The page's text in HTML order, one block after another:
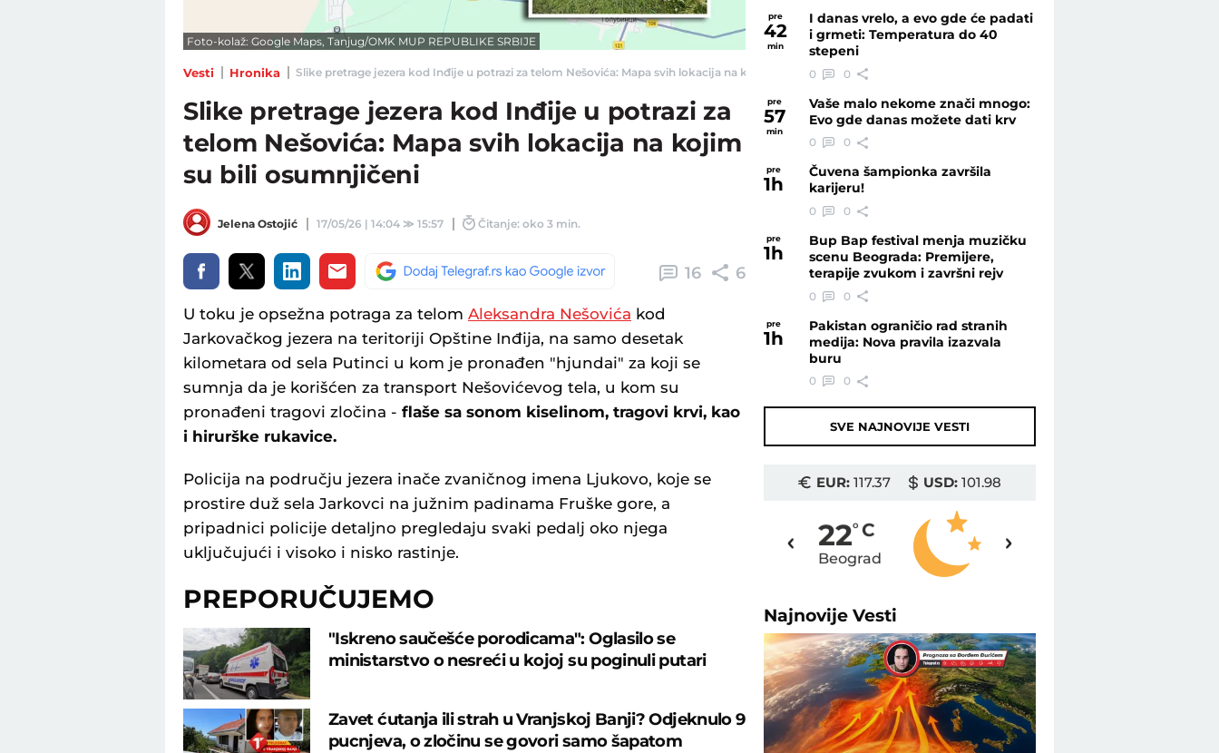
Foto-kolaž: Google Maps, Tanjug/OMK MUP REPUBLIKE SRBIJE
Vesti Hronika Slike pretrage jezera kod Inđije u potrazi za telom Nešovića: Mapa svih lokacija na kojim su bili osumnjičeni - Vesti - Telegraf.rs
Slike pretrage jezera kod Inđije u potrazi za
telom Nešovića: Mapa svih lokacija na kojim
su bili osumnjičeni
Jelena Ostojić 17/05/26 | 14:04 ≫ 15:57 Čitanje: oko 3 min.
16 6
U toku je opsežna potraga za telom Aleksandra Nešovića kod
Jarkovačkog jezera na teritoriji Opštine Inđija, na samo desetak
kilometara od sela Putinci u kom je pronađen "hjundai" za koji se
sumnja da je korišćen za transport Nešovićevog tela, u kom su
pronađeni tragovi zločina - flaše sa sonom kiselinom, tragovi krvi, kao
i hirurške rukavice.
Policija na području jezera inače zvaničnog imena Ljukovo, koje se
prostire duž sela Jarkovci na južnim padinama Fruške gore, a
pripadnici policije detaljno pregledaju svaki pedalj oko njega
uključujući i visoko i nisko rastinje.
PREPORUČUJEMO
"Iskreno saučešće porodicama": Oglasilo se
ministarstvo o nesreći u kojoj su poginuli putari
Zavet ćutanja ili strah u Vranjskoj Banji? Odjeknulo 9
pucnjeva, o zločinu se govori samo šapatom
pre
42
min
I danas vrelo, a evo gde će padati
i grmeti: Temperatura do 40
stepeni
0 0
pre
57
min
Vaše malo nekome znači mnogo:
Evo gde danas možete dati krv
0 0
pre
1h
Čuvena šampionka završila
karijeru!
0 0
pre
1h
Bup Bap festival menja muzičku
scenu Beograda: Premijere,
terapije zvukom i završni rejv
0 0
pre
1h
Pakistan ograničio rad stranih
medija: Nova pravila izazvala
buru
0 0
SVE NAJNOVIJE VESTI
EUR:117.37 USD: 101.98
16o C 22o C
Beograd
NajnovijeVesti